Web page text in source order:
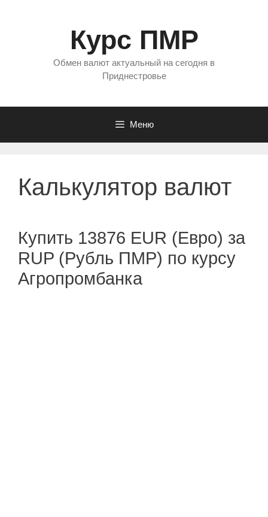
Курс ПМР
Обмен валют актуальный на сегодня в
Приднестровье
Меню
Калькулятор валют
Купить 13876 EUR (Евро) за
RUP (Рубль ПМР) по курсу
Агропромбанка